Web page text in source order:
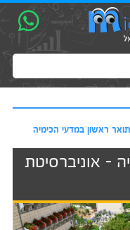
תואר ראשון במדעי הכימיה
- אוניברסיטת